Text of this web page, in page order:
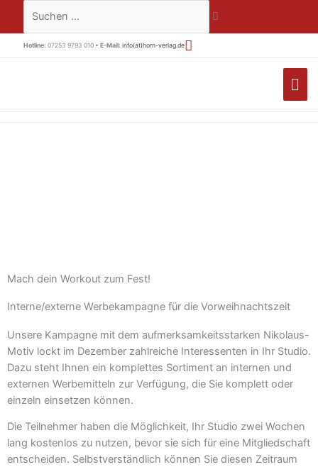
springen
Suchen …
Hotline: 07253 9793 010 • E-Mail: info(at)horn-verlag.de
Mach dein Workout zum Fest!
Interne/externe Werbekampagne für die Vorweihnachtszeit
Unsere Kampagne mit dem aufmerksamkeitsstarken Nikolaus-
Motiv lockt im Dezember zahlreiche Interessenten in Ihr Studio.
Dazu steht Ihnen ein komplettes Sortiment an internen und
externen Werbemitteln zur Verfügung, die Sie komplett oder
einzeln einsetzen können.
Die Teilnehmer haben die Möglichkeit, Ihr Studio zwei Wochen
lang kostenlos zu nutzen, bevor sie sich für eine Mitgliedschaft
entscheiden. Selbstverständlich können Sie diesen Zeitraum